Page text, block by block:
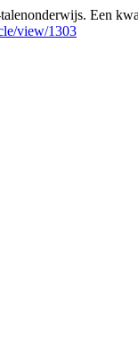
Een
view/1303